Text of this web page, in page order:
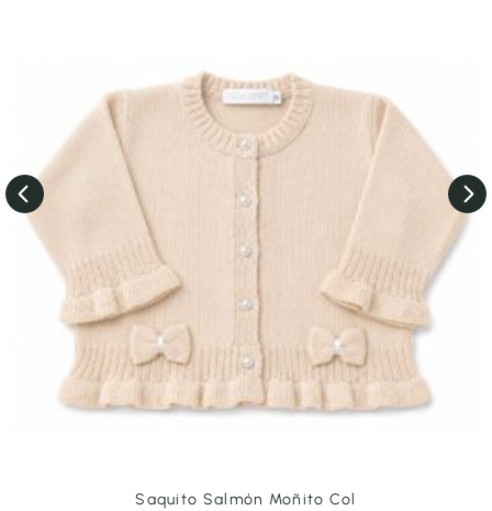
Saquito Salmón Moñito Col